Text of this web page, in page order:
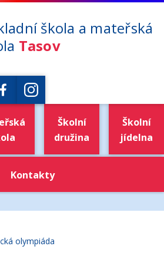
škola a mateřská
Tasov
Školní
družina
Školní
jídelna
Kontakty
škola Tasov
olympiáda